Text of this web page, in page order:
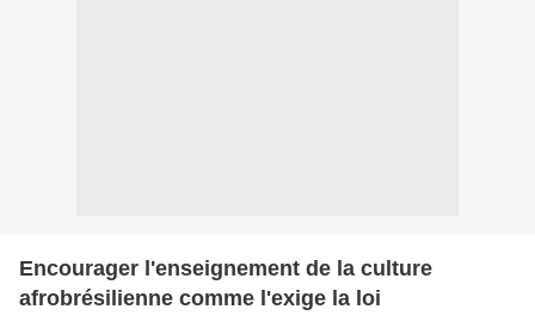
Encourager l'enseignement de la culture
afrobrésilienne comme l'exige la loi